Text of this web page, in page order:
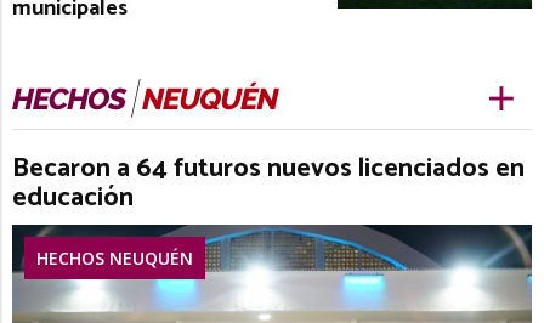
municipales
Becaron a 64 futuros nuevos licenciados en
educación
HECHOS NEUQUÉN